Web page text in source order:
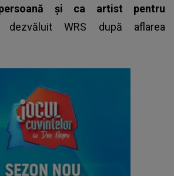
şi ca artist pentru
dezvăluit WRS după aflarea